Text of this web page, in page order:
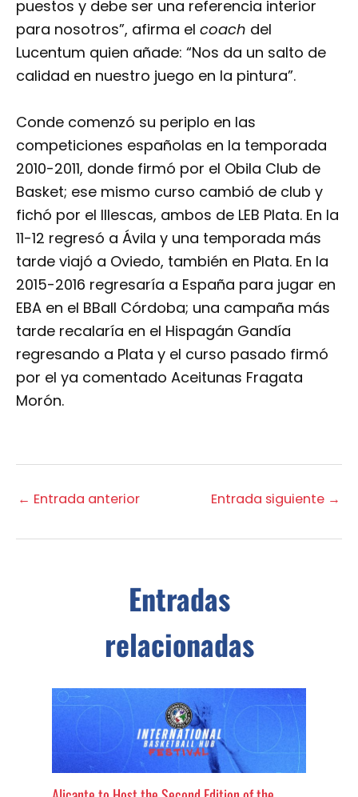
puestos y debe ser una referencia interior
para nosotros”, afirma el coach del
Lucentum quien añade: “Nos da un salto de
calidad en nuestro juego en la pintura”.
Conde comenzó su periplo en las
competiciones españolas en la temporada
2010-2011, donde firmó por el Obila Club de
Basket; ese mismo curso cambió de club y
fichó por el Illescas, ambos de LEB Plata. En la
11-12 regresó a Ávila y una temporada más
tarde viajó a Oviedo, también en Plata. En la
2015-2016 regresaría a España para jugar en
EBA en el BBall Córdoba; una campaña más
tarde recalaría en el Hispagán Gandía
regresando a Plata y el curso pasado firmó
por el ya comentado Aceitunas Fragata
Morón.
← Entrada anterior Entrada siguiente →
Entradas
relacionadas